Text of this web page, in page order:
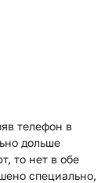
телефон в
дольше
то нет в обе
специально,